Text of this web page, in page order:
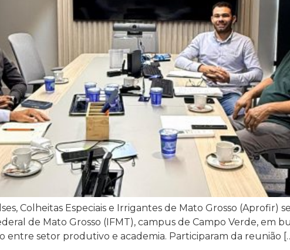
Colheitas Especiais e Irrigantes de Mato Grosso (Aprofir)
de Mato Grosso (IFMT), campus de Campo Verde, em
entre setor produtivo e academia. Participaram da reunião